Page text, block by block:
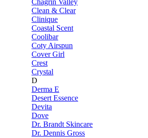
Chagrin Valley
Clean & Clear
Clinique
Coastal Scent
Coolibar
Coty Airspun
Cover Girl
Crest
Crystal
D
Derma E
Desert Essence
Devita
Dove
Dr. Brandt Skincare
Dr. Dennis Gross